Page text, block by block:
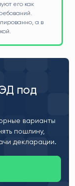
его как
а в
под
варианты
пошлину,
декларации.